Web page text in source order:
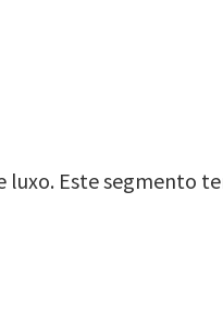
luxo. Este segmento